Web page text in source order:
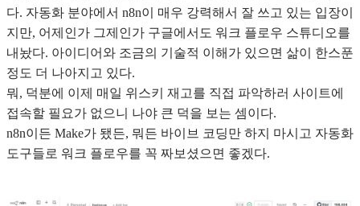
다. 자동화 분야에서 n8n이 매우 강력해서 잘 쓰고 있는 입장이
지만, 어제인가 그제인가 구글에서도 워크 플로우 스튜디오를
내놨다. 아이디어와 조금의 기술적 이해가 있으면 삶이 한스푼
정도 더 나아지고 있다.
뭐, 덕분에 이제 매일 위스키 재고를 직접 파악하러 사이트에
접속할 필요가 없으니 나야 큰 덕을 보는 셈이다.
n8n이든 Make가 됐든, 뭐든 바이브 코딩만 하지 마시고 자동화
도구들로 워크 플로우를 꼭 짜보셨으면 좋겠다.